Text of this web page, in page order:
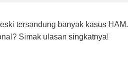
tersandung banyak kasus HAM.
Simak ulasan singkatnya!